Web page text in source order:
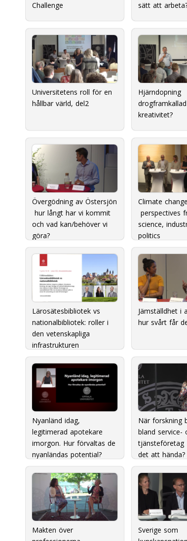
Challenge
sätt att
Universitetens roll för en
hållbar värld, del2
Hjärndopning 
drogframkallad
kreativitet?
Övergödning av Östersjön
 hur långt har vi kommit
och vad kan/behöver vi
göra?
Climate
 perspectives
science,
politics
Lärosätesbibliotek vs
nationalbibliotek: roller i
den vetenskapliga
infrastrukturen
Jämställdhet i
hur svårt får
Nyanländ idag,
legitimerad apotekare
imorgon. Hur förvaltas de
nyanländas potential?
När forskning
bland service-
tjänsteföretag
det att hända?
Makten över
Sverige som